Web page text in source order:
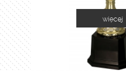
2060A
więcej